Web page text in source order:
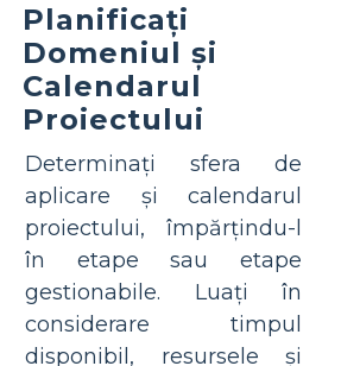
Planificați
Domeniul și
Calendarul
Proiectului
Determinați sfera de
aplicare și calendarul
proiectului, împărțindu-l
în etape sau etape
gestionabile. Luați în
considerare timpul
disponibil, resursele și